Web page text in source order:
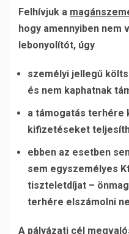
Felhívjuk a
hogy amennyiben nem
lebonyolítót, úgy
személyi jellegű
és nem kaphatnak
a támogatás terhére
kifizetéseket
ebben az esetben
sem egyszemélyes
tiszteletdíjat –
terhére elszámolni
A pályázati cél